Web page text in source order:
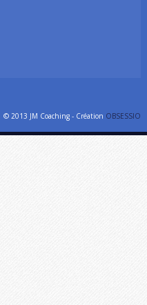
© 2013 JM Coaching - Création OBSESSIO